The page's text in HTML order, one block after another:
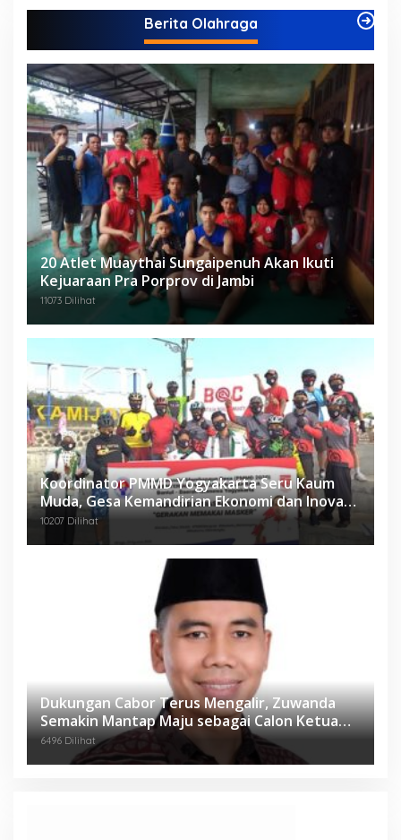
Berita Olahraga
20 Atlet Muaythai Sungaipenuh Akan Ikuti
Kejuaraan Pra Porprov di Jambi
11073 Dilihat
Koordinator PMMD Yogyakarta Seru Kaum
Muda, Gesa Kemandirian Ekonomi dan Inovasi
Desa
10207 Dilihat
Dukungan Cabor Terus Mengalir, Zuwanda
Semakin Mantap Maju sebagai Calon Ketua
KONI
6496 Dilihat